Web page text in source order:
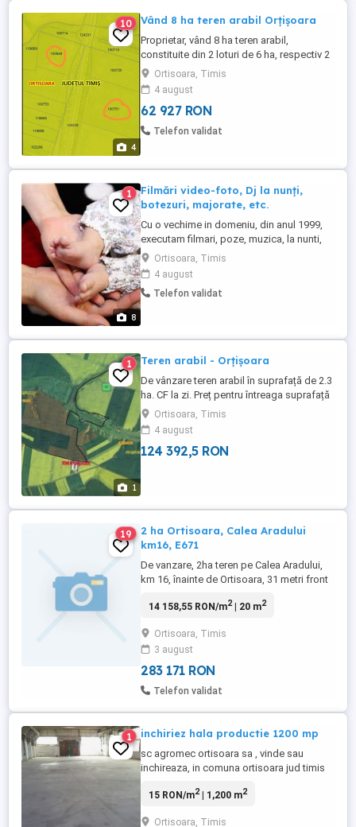
4
10 Vând 8 ha teren arabil Orțișoara
Proprietar, vând 8 ha teren arabil,
constituite din 2 loturi de 6 ha, respectiv 2
ha. Loturile sunt situate de-o parte și de
alta a autostrăzii. Terenul aparține
administrativ de comuna Orțișoara. Prețul
este per 1 hectar
Ortisoara, Timis
4 august
62 927 RON
Telefon validat
8
1
Filmări video-foto, Dj la nunți,
botezuri, majorate, etc.
Cu o vechime in domeniu, din anul 1999,
executam filmari, poze, muzica, la nunti,
botezuri, majorate ori alte evenimente, la
cele mai bune prețuri. Discount pentru
pachetul complet. Filmare 4 K, cu camera
Canon EOS M50 MK II Filmare Full HD cu 2
Ortisoara, Timis
4 august
Telefon validat
1
1 Teren arabil - Orțișoara
De vânzare teren arabil în suprafață de 2.3
ha. CF la zi. Preț pentru întreaga suprafață
este de 124.392,50 Lei
Ortisoara, Timis
4 august
124 392,5 RON
19
2 ha Ortisoara, Calea Aradului
km16, E671
De vanzare, 2ha teren pe Calea Aradului,
km 16, înainte de Ortisoara, 31 metri front
fosta benzinarie Petrom., suprafata totala:
14 158,55 RON/m2| 20 m2
Ortisoara, Timis
3 august
283 171 RON
Telefon validat
1 inchiriez hala productie 1200 mp
sc agromec ortisoara sa , vinde sau
inchireaza, in comuna ortisoara jud timis
(depozit) 1200 mp,cu pod rulant 3.5 to 7
15 RON/m2| 1,200 m2
Ortisoara, Timis